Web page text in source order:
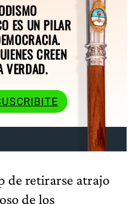
ES UN PILAR
CREEN
VERDAD.
de retirarse atrajo
de los